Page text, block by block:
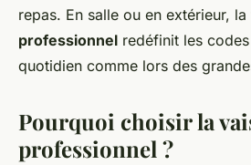
repas. En salle ou en extérieur, la
professionnel redéfinit les
quotidien comme lors des
Pourquoi choisir la
professionnel ?